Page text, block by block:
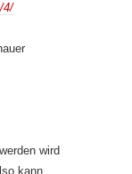
4/
wird
kann